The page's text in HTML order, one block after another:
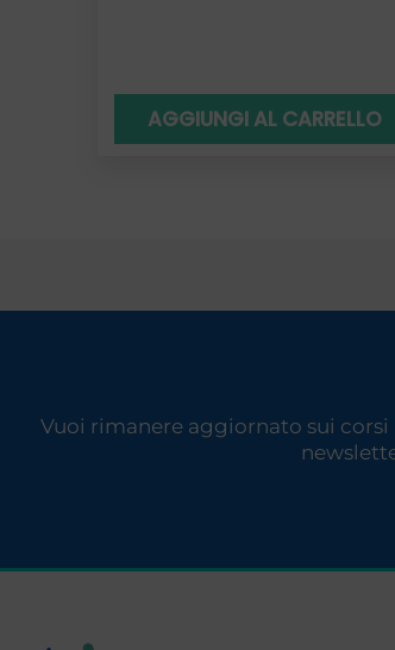
AGGIUNGI AL CARRELLO
Vuoi rimanere aggiornato sui